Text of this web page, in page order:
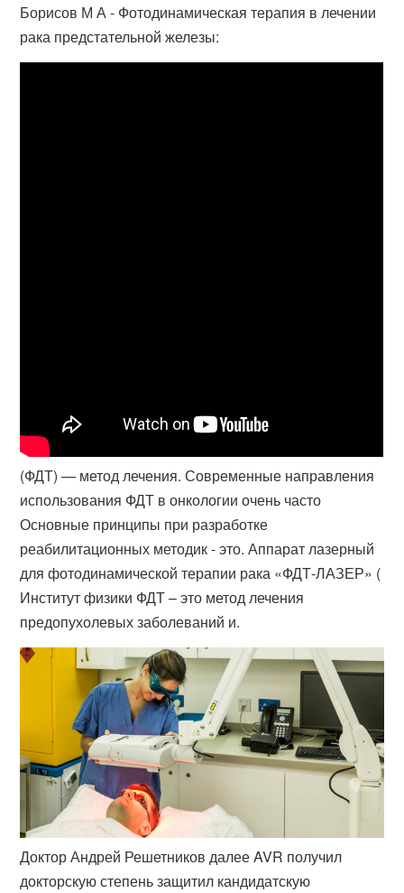
Борисов М А - Фотодинамическая терапия в лечении
рака предстательной железы:
(ФДТ) — метод лечения. Современные направления
использования ФДТ в онкологии очень часто
Основные принципы при разработке
реабилитационных методик - это. Аппарат лазерный
для фотодинамической терапии рака «ФДТ-ЛАЗЕР» (​
Институт физики ФДТ – это метод лечения
предопухолевых заболеваний и.
Доктор Андрей Решетников далее AVR получил
докторскую степень защитил кандидатскую